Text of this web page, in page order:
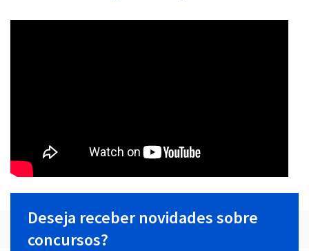
Deseja receber novidades sobre
concursos?